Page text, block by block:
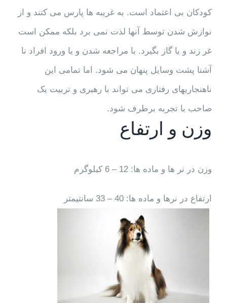
کودکان بی اعتماد است. به غریبه ها پارس می کتند و از
نوازش شدن توسط آنها لذت نمی برد بلکه ممکن است
غر زند و یا گاز بگیرد. با مراجعه شدن و یا ورود افراد نا
آشنا پشت وسایل پنهان می شود. اما تمامی این
ناهنجاریهای رفتاری می تواند با رهبری و تربیت یک
صاحب با تجربه برطرف شود.
وزن و ارتفاع
وزن در نر ها و ماده ها: 12 – 6 کیلوگرم
ارتفاع در نرها و ماده ها: 40 – 33 سانتیمتر